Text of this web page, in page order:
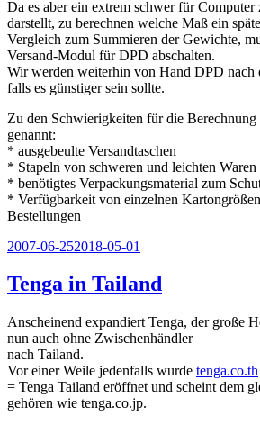
Da es aber ein extrem schwer für Computer
darstellt, zu berechnen welche Maß ein
Vergleich zum Summieren der Gewichte,
Versand-Modul für DPD abschalten.
Wir werden weiterhin von Hand DPD nach
falls es günstiger sein sollte.
Zu den Schwierigkeiten für die Berechnung
genannt:
* ausgebeulte Versandtaschen
* Stapeln von schweren und leichten Waren
* benötigtes Verpackungsmaterial zum
* Verfügbarkeit von einzelnen
Bestellungen
Veröffentlicht
2007-06-252018-05-01
Tenga in Tailand
Anscheinend expandiert Tenga, der große
nun auch ohne Zwischenhändler
nach Tailand.
Vor einer Weile jedenfalls wurde tenga.co.th
= Tenga Tailand eröffnet und scheint dem
gehören wie tenga.co.jp.